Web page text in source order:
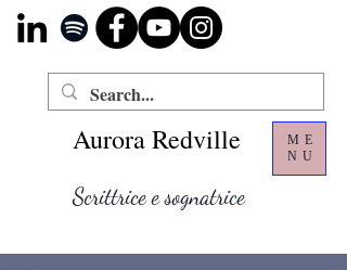
ME
NU
Scrittrice e sognatrice
Aurora Redville